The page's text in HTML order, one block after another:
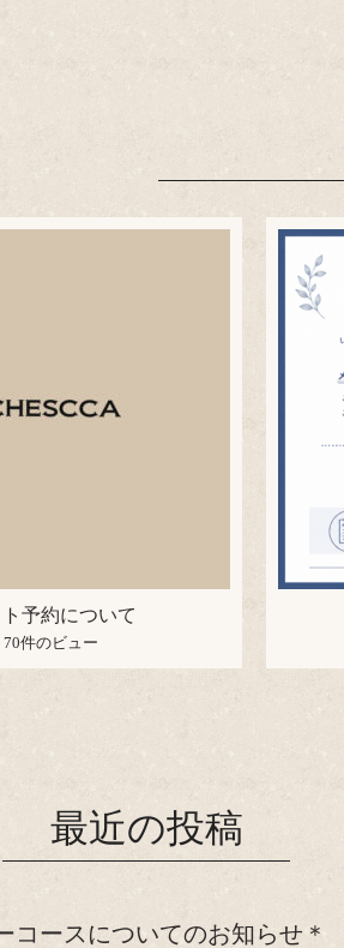
予約について
70件のビュー
最近の投稿
コースについてのお知らせ＊